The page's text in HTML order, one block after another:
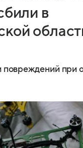
в
повреждений при